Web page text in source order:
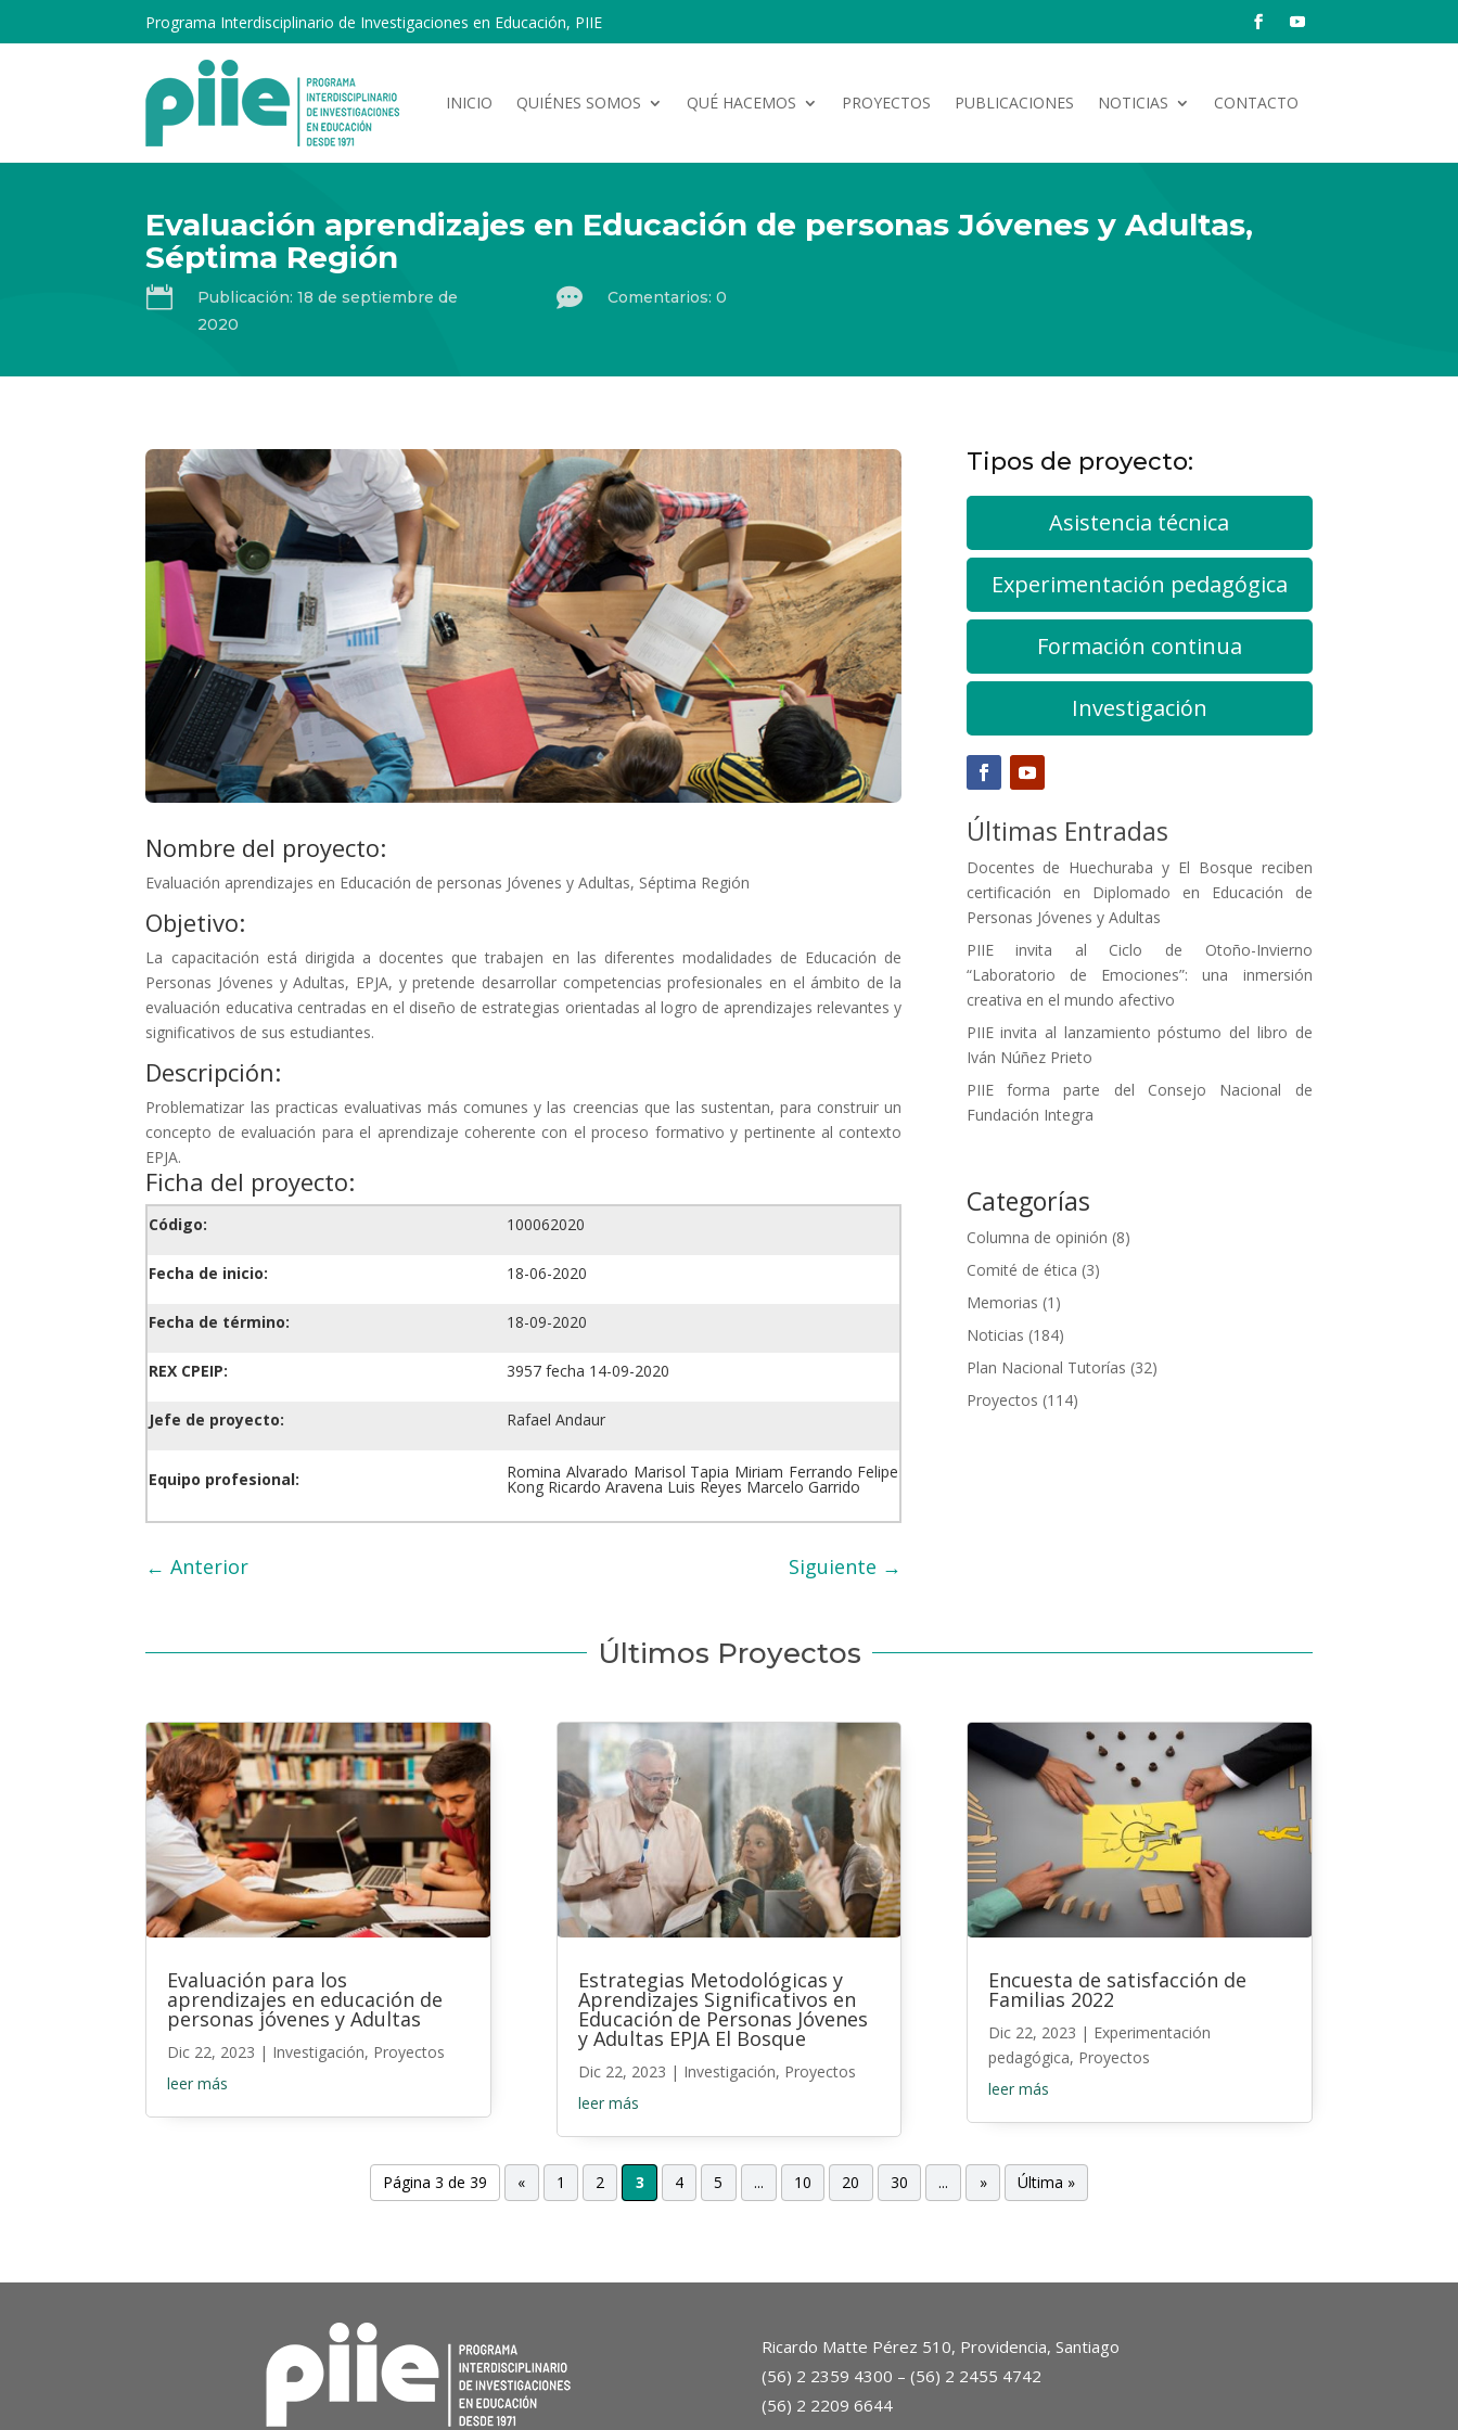
Programa Interdisciplinario de Investigaciones en Educación, PIIE
INICIO QUIÉNES SOMOS QUÉ HACEMOS PROYECTOS PUBLICACIONES NOTICIAS CONTACTO
Evaluación aprendizajes en Educación de personas Jóvenes y Adultas,
Séptima Región

Publicación: 18 de septiembre de
2020
 Comentarios: 0
Nombre del proyecto:
Evaluación aprendizajes en Educación de personas Jóvenes y Adultas, Séptima Región
Objetivo:
La capacitación está dirigida a docentes que trabajen en las diferentes modalidades de Educación de
Personas Jóvenes y Adultas, EPJA, y pretende desarrollar competencias profesionales en el ámbito de la
evaluación educativa centradas en el diseño de estrategias orientadas al logro de aprendizajes relevantes y
significativos de sus estudiantes.
Descripción:
Problematizar las practicas evaluativas más comunes y las creencias que las sustentan, para construir un
concepto de evaluación para el aprendizaje coherente con el proceso formativo y pertinente al contexto
EPJA.
Ficha del proyecto:
Código: 100062020
Fecha de inicio: 18-06-2020
Fecha de término: 18-09-2020
REX CPEIP: 3957 fecha 14-09-2020
Jefe de proyecto: Rafael Andaur
Equipo profesional: Romina Alvarado Marisol Tapia Miriam Ferrando Felipe
Kong Ricardo Aravena Luis Reyes Marcelo Garrido
←Anterior Siguiente →
Tipos de proyecto:
Asistencia técnica
Experimentación pedagógica
Formación continua
Investigación
Últimas Entradas
Docentes de Huechuraba y El Bosque reciben
certificación en Diplomado en Educación de
Personas Jóvenes y Adultas
PIIE invita al Ciclo de Otoño-Invierno
“Laboratorio de Emociones”: una inmersión
creativa en el mundo afectivo
PIIE invita al lanzamiento póstumo del libro de
Iván Núñez Prieto
PIIE forma parte del Consejo Nacional de
Fundación Integra
Categorías
Columna de opinión (8)
Comité de ética (3)
Memorias (1)
Noticias (184)
Plan Nacional Tutorías (32)
Proyectos (114)
Últimos Proyectos
Evaluación para los
aprendizajes en educación de
personas jóvenes y Adultas
Dic 22, 2023 | Investigación, Proyectos
leer más
Estrategias Metodológicas y
Aprendizajes Significativos en
Educación de Personas Jóvenes
y Adultas EPJA El Bosque
Dic 22, 2023 | Investigación, Proyectos
leer más
Encuesta de satisfacción de
Familias 2022
Dic 22, 2023 | Experimentación
pedagógica, Proyectos
leer más
Página 3 de 39 « 1 2 3 4 5 ... 10 20 30 ... » Última »
Ricardo Matte Pérez 510, Providencia, Santiago
(56) 2 2359 4300 – (56) 2 2455 4742
(56) 2 2209 6644